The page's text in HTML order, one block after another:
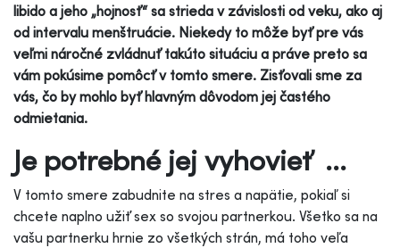
libido a jeho „hojnosť“ sa strieda v závislosti od veku, ako aj
od intervalu menštruácie. Niekedy to môže byť pre vás
veľmi náročné zvládnuť takúto situáciu a práve preto sa
vám pokúsime pomôcť v tomto smere. Zisťovali sme za
vás, čo by mohlo byť hlavným dôvodom jej častého
odmietania.
Je potrebné jej vyhovieť ...
V tomto smere zabudnite na stres a napätie, pokiaľ si
chcete naplno užiť sex so svojou partnerkou. Všetko sa na
vašu partnerku hrnie zo všetkých strán, má toho veľa